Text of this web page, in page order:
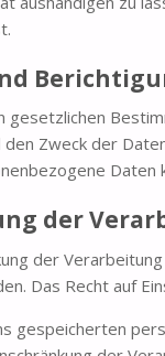
gesetzlichen
Zweck der
der
der
Das Recht auf
gespeicherten